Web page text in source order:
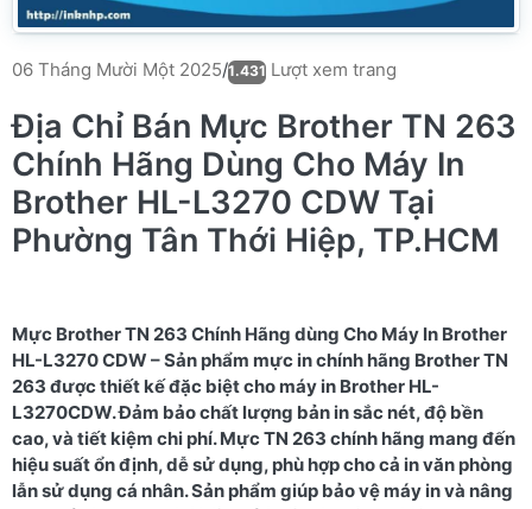
06 Tháng Mười Một 2025/1.431 Lượt xem trang
Địa Chỉ Bán Mực Brother TN 263
Chính Hãng Dùng Cho Máy In
Brother HL-L3270 CDW Tại
Phường Tân Thới Hiệp, TP.HCM
Mực Brother TN 263 Chính Hãng dùng Cho Máy In Brother
HL-L3270 CDW – Sản phẩm mực in chính hãng Brother TN
263 được thiết kế đặc biệt cho máy in Brother HL-
L3270CDW. Đảm bảo chất lượng bản in sắc nét, độ bền
cao, và tiết kiệm chi phí. Mực TN 263 chính hãng mang đến
hiệu suất ổn định, dễ sử dụng, phù hợp cho cả in văn phòng
lẫn sử dụng cá nhân. Sản phẩm giúp bảo vệ máy in và nâng